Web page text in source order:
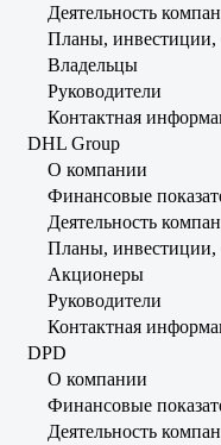
Деятельность
Планы, инвестиции,
Владельцы
Руководители
Контактная
DHL Group
О компании
Финансовые
Деятельность
Планы, инвестиции,
Акционеры
Руководители
Контактная
DPD
О компании
Финансовые
Деятельность